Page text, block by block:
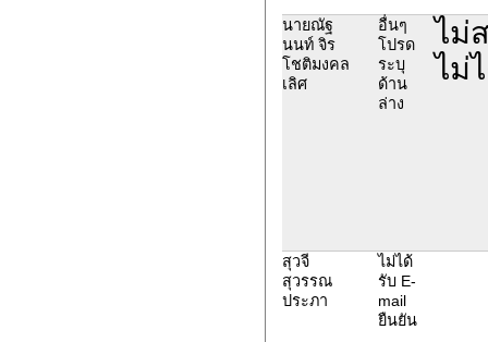
นายณัฐ
นนท์ จิร
โชติมงคล
เลิศ
อื่นๆ
โปรด
ระบุ
ด้าน
ล่าง
ไม่
ไม่
สุวจี
สุวรรณ
ประภา
ไม่ได้
รับ E-
mail
ยืนยัน